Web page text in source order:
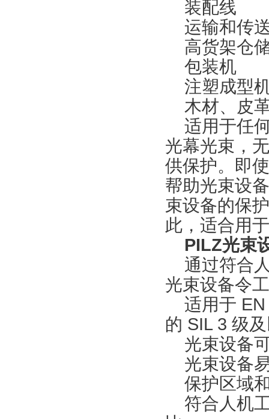
装配线
运输和传
高货架仓
包装机
注塑成型
木材、皮
适用于任
光幕光束，
供保护。即
帮助光束设
束设备的保
此，适合用
PILZ光束
通过符合
光束设备令
适用于 EN
的 SIL 3 级
光束设备
光束设备
保护区域
符合人机